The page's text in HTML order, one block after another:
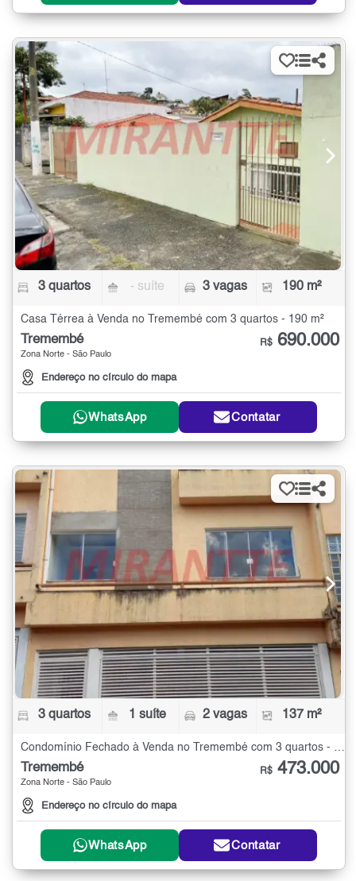
3 quartos - suíte 3 vagas 190 m²
Casa Térrea à Venda no Tremembé com 3 quartos - 190 m²
Tremembé
Zona Norte - São Paulo
Endereço no círculo do mapa
R$ 690.000
WhatsApp Contatar
3 quartos 1 suíte 2 vagas 137 m²
Condomínio Fechado à Venda no Tremembé com 3 quartos - 137 m²
Tremembé
Zona Norte - São Paulo
Endereço no círculo do mapa
R$ 473.000
WhatsApp Contatar